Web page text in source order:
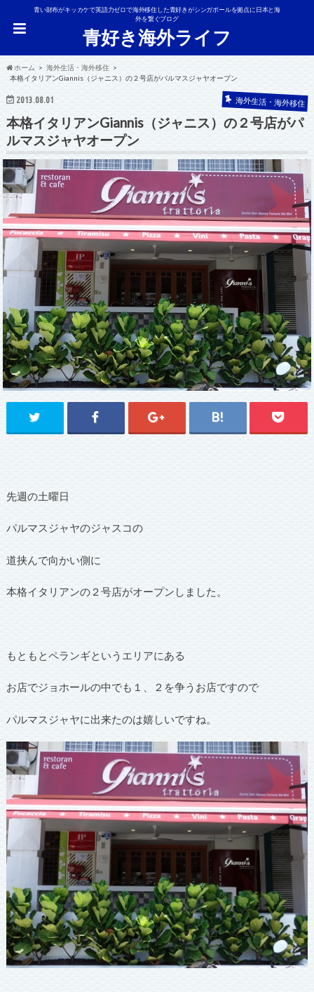
青い財布がキッカケで英語力ゼロで海外移住した青好きがシンガポールを拠点に日本と海
外を繋ぐブログ
青好き海外ライフ
ホーム
海外生活・海外移住
本格イタリアンGiannis（ジャニス）の２号店がパルマスジャヤオープン
2013.08.01 海外生活・海外移住
本格イタリアンGiannis（ジャニス）の２号店がパ
ルマスジャヤオープン
先週の土曜日
パルマスジャヤのジャスコの
道挟んで向かい側に
本格イタリアンの２号店がオープンしました。
もともとペランギというエリアにある
お店でジョホールの中でも１、２を争うお店ですので
パルマスジャヤに出来たのは嬉しいですね。